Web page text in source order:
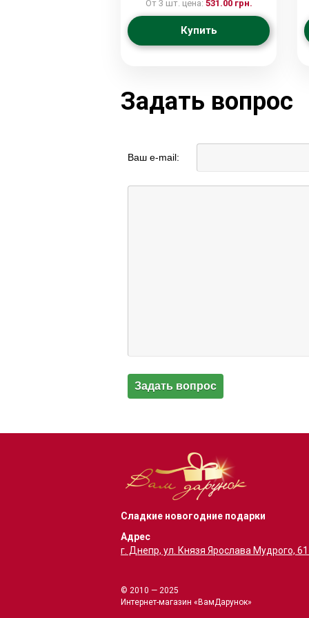
От 3 шт. цена: 531.00 грн.
Купить
Задать вопрос
Ваш e-mail:
Сладкие новогодние подарки
Адрес
г. Днепр, ул. Князя Ярослава Мудрого,
© 2010 — 2025
Интернет-магазин «ВамДарунок»